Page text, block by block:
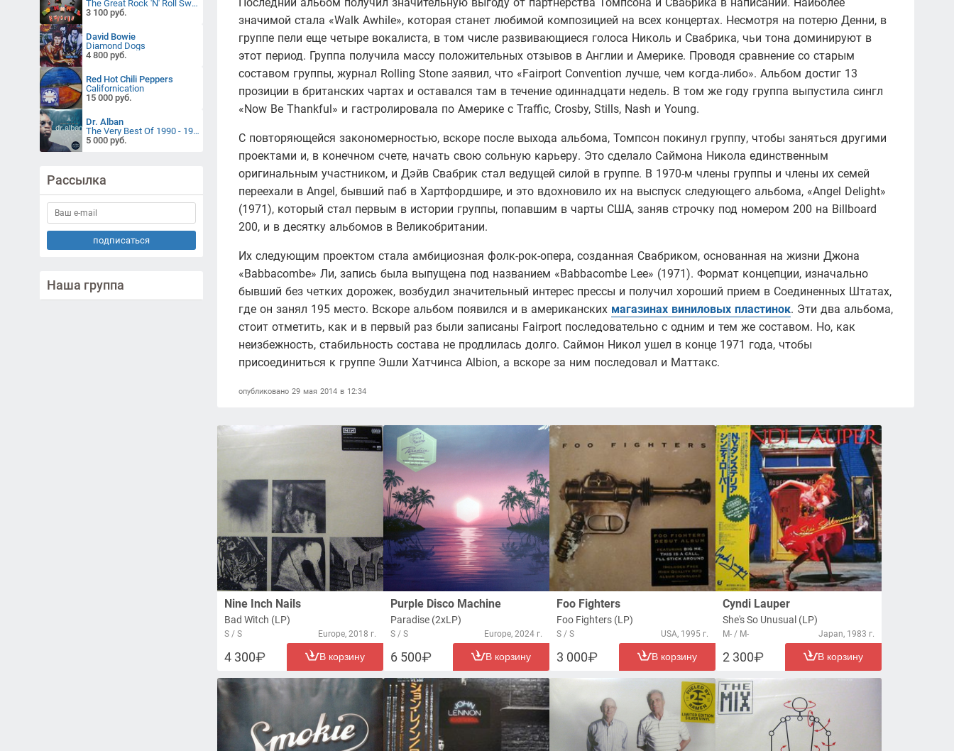
The Great Rock 'N' Roll Swindle
3 100 руб.
David Bowie
Diamond Dogs
4 800 руб.
Red Hot Chili Peppers
Californication
15 000 руб.
Dr. Alban
The Very Best Of 1990 - 1997
5 000 руб.
Рассылка
подписаться
Наша группа
значимой стала «Walk Awhile», которая станет любимой композицией на всех концертах. Несмотря на потерю Денни, в
группе пели еще четыре вокалиста, в том числе развивающиеся голоса Николь и Свабрика, чьи тона доминируют в
этот период. Группа получила массу положительных отзывов в Англии и Америке. Проводя сравнение со старым
составом группы, журнал Rolling Stone заявил, что «Fairport Convention лучше, чем когда-либо». Альбом достиг 13
прозиции в британских чартах и оставался там в течение одиннадцати недель. В том же году группа выпустила сингл
«Now Be Thankful» и гастролировала по Америке с Traffic, Crosby, Stills, Nash и Young.
С повторяющейся закономерностью, вскоре после выхода альбома, Томпсон покинул группу, чтобы заняться другими
проектами и, в конечном счете, начать свою сольную карьеру. Это сделало Саймона Никола единственным
оригинальным участником, и Дэйв Свабрик стал ведущей силой в группе. В 1970-м члены группы и члены их семей
переехали в Angel, бывший паб в Хартфордшире, и это вдохновило их на выспуск следующего альбома, «Angel Delight»
(1971), который стал первым в истории группы, попавшим в чарты США, заняв строчку под номером 200 на Billboard
200, и в десятку альбомов в Великобритании.
Их следующим проектом стала амбициозная фолк-рок-опера, созданная Свабриком, основанная на жизни Джона
«Babbacombe» Ли, запись была выпущена под названием «Babbacombe Lee» (1971). Формат концепции, изначально
бывший без четких дорожек, возбудил значительный интерес прессы и получил хороший прием в Соединенных Штатах,
где он занял 195 место. Вскоре альбом появился и в американских магазинах виниловых пластинок. Эти два альбома,
стоит отметить, как и в первый раз были записаны Fairport последовательно с одним и тем же составом. Но, как
неизбежность, стабильность состава не продлилась долго. Саймон Никол ушел в конце 1971 года, чтобы
присоединиться к группе Эшли Хатчинса Albion, а вскоре за ним последовал и Маттакс.
опубликовано 29 мая 2014 в 12:34
Nine Inch Nails
Bad Witch (LP)
S / S Europe, 2018 г.
4 300 В корзину
Purple Disco Machine
Paradise (2xLP)
S / S Europe, 2024 г.
6 500 В корзину
Foo Fighters
Foo Fighters (LP)
S / S USA, 1995 г.
3 000 В корзину
Cyndi Lauper
She's So Unusual (LP)
M- / M- Japan, 1983 г.
2 300 В корзину